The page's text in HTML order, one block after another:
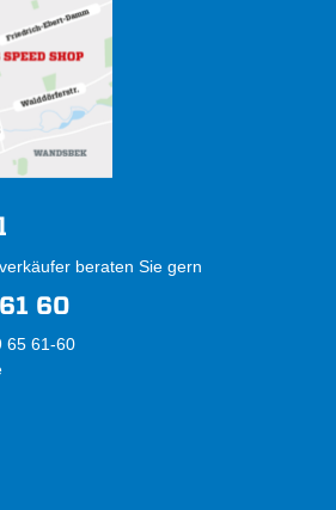
beraten Sie gern
60
65 61-60